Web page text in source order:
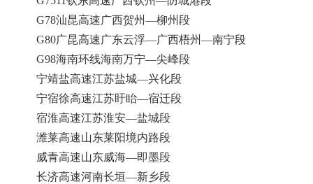
G78汕昆高速广西贺州—柳州段
G80广昆高速广东云浮—广西梧州—南宁段
G98海南环线海南万宁—尖峰段
宁靖盐高速江苏盐城—兴化段
宁宿徐高速江苏盱眙—宿迁段
宿淮高速江苏淮安—盐城段
潍莱高速山东莱阳境内路段
威青高速山东威海—即墨段
长济高速河南长垣—新乡段